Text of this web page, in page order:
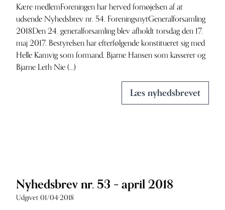
Kære medlemForeningen har herved fornøjelsen af at
udsende Nyhedsbrev nr. 54. ForeningsnytGeneralforsamling
2018Den 24. generalforsamling blev afholdt torsdag den 17.
maj 2017. Bestyrelsen har efterfølgende konstitueret sig med
Helle Kamvig som formand, Bjarne Hansen som kasserer og
Bjarne Leth Nie (...)
Læs nyhedsbrevet
Nyhedsbrev nr. 53 – april 2018
Udgivet 01/04-2018